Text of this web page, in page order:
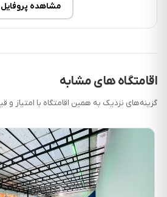
مشاهده پروفایل
اقامتگاه های مشابه
گزینه‌های نزدیک به همین اقامتگاه با امتیاز و